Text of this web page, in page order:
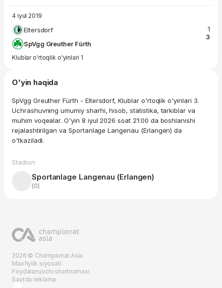
4 iyul 2019
Eltersdorf
SpVgg Greuther Fürth
1
3
Klublar o'rtoqlik o'yinlari 1
O'yin haqida
SpVgg Greuther Fürth - Eltersdorf, Klublar o'rtoqlik o'yinlari 3.
Uchrashuvning umumiy sharhi, hisob, statistika, tarkiblar va
muhim voqealar. O'yin 8 iyul 2026 soat 21:00 da boshlanishi
rejalashtirilgan va Sportanlage Langenau (Erlangen) da
o'tkaziladi.
Stadion
Sportanlage Langenau (Erlangen)
(0)
2026 © Championat.Asia
Maxfiylik siyosati
Foydalanuvchi shartnomasi
Saytda reklama